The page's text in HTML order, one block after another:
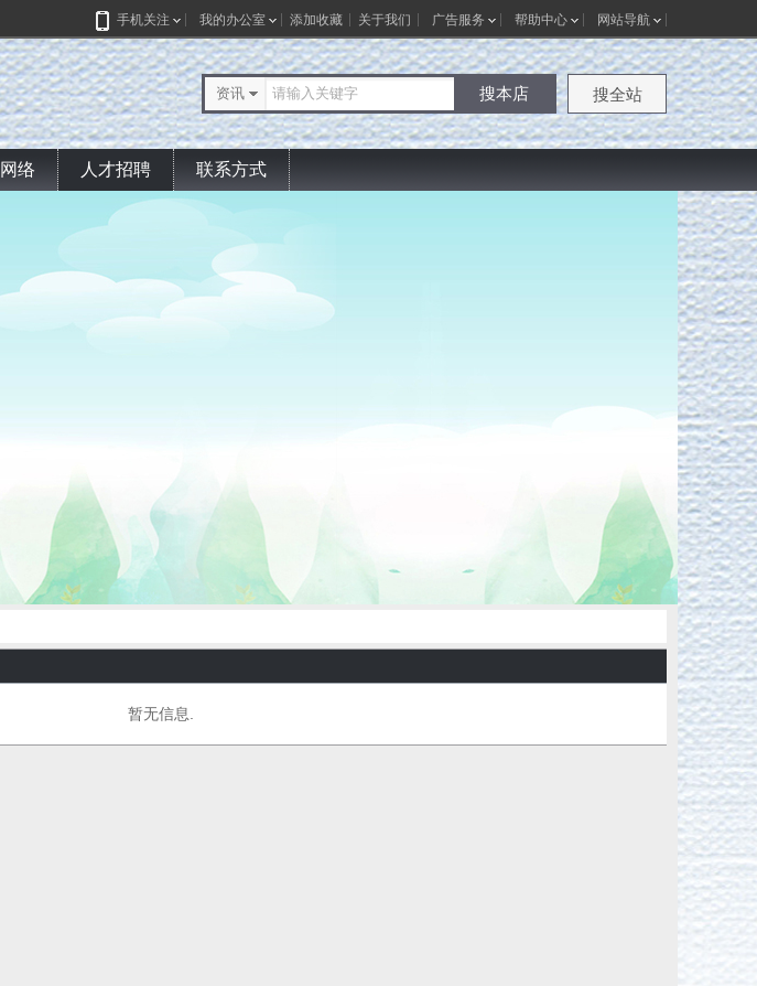
手机关注 我的办公室 添加收藏 关于我们 广告服务 帮助中心 网站导航
资讯 搜本店 搜全站
络 人才招聘 联系方式
暂无信息.